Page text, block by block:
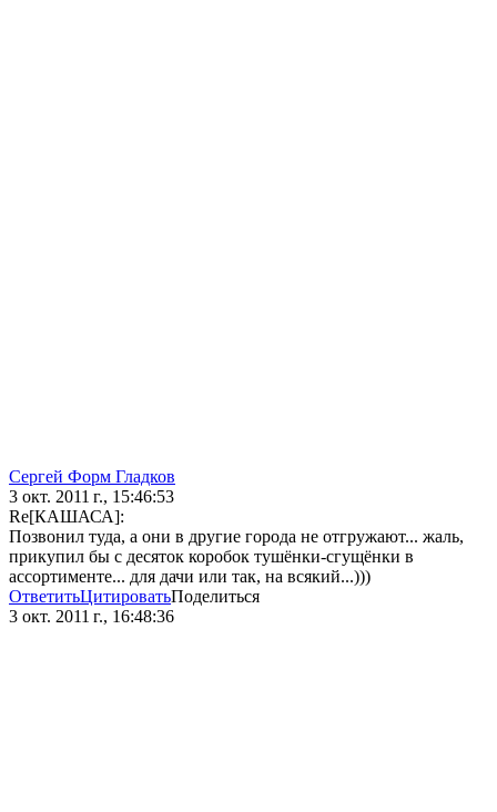
Сергей Форм Гладков
3 окт. 2011 г., 15:46:53
Re[КАШАСА]:
Позвонил туда, а они в другие города не отгружают... жаль,
прикупил бы с десяток коробок тушёнки-сгущёнки в
ассортименте... для дачи или так, на всякий...)))
ОтветитьЦитироватьПоделиться
3 окт. 2011 г., 16:48:36